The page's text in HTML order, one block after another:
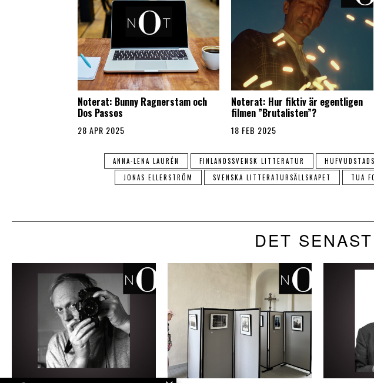
Noterat: Bunny Ragnerstam och
Dos Passos
28 APR 2025
Noterat: Hur fiktiv är egentligen
filmen ”Brutalisten”?
18 FEB 2025
ANNA-LENA LAURÉN FINLANDSSVENSK LITTERATUR
JONAS ELLERSTRÖM
SVENSKA LITTERATURSÄLLSKAPET TUA
DET